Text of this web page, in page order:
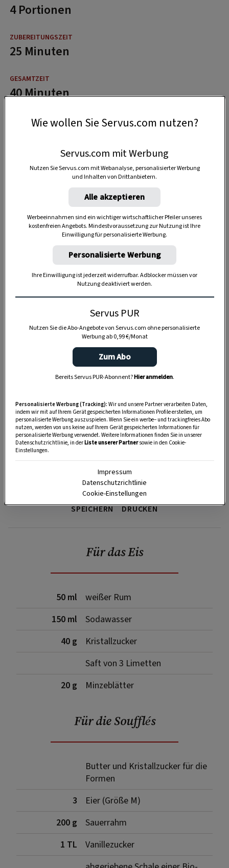
4 Portionen
25 Minuten
40 Minuten
SPEICHERN DRUCKEN
Für das Eis
50 ml
weißer Rum
150 ml
Sodawasser
40 g
Kristallzucker
Saft von 3 Limetten
20 g
Minzeblätter
Für die Soufflés
Butter und Kristallzucker für die
Formen
3
Eier (Größe M)
200 g
Sauerrahm
1 TL
Vanillezucker
Wie wollen Sie Servus.com nutzen?
Servus.com mit Werbung
Nutzen Sie Servus.com mit Webanalyse, personalisierter Werbung
und Inhalten von Drittanbietern.
Alle akzeptieren
Werbeeinnahmen sind ein wichtiger wirtschaftlicher Pfeiler unseres
kostenfreien Angebots. Mindestvoraussetzung zur Nutzung ist Ihre
Einwilligung für personalisierte Werbung.
Personalisierte Werbung
Ihre Einwilligung ist jederzeit widerrufbar. Adblocker müssen vor
Nutzung deaktiviert werden.
Servus PUR
Nutzen Sie die Abo-Angebote von Servus.com ohne personalisierte
Werbung ab 0,99 €/Monat
Zum Abo
Bereits Servus PUR-Abonnent?Hier anmelden.
Personalisierte Werbung (Tracking): Wir und unsere Partner verarbeiten Daten,
indem wir mit auf Ihrem Gerät gespeicherten Informationen Profile erstellen, um
personalisierte Werbung auszuspielen. Wenn Sie ein werbe– und trackingfreies Abo
nutzen, werden von uns keine auf Ihrem Gerät gespeicherten Informationen für
personalisierte Werbung verwendet. Weitere Informationen finden Sie in unserer
Datenschutzrichtlinie, in derListe unserer Partnersowie in den Cookie-
Einstellungen.
Impressum
Datenschutzrichtlinie
Cookie-Einstellungen